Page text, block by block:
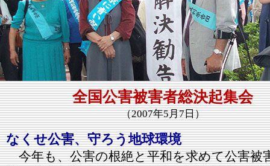
全国公害被害者総決起集会
（2007年5月7日）
なくせ公害、守ろう地球環境
今年も、公害の根絶と平和を求めて公害被